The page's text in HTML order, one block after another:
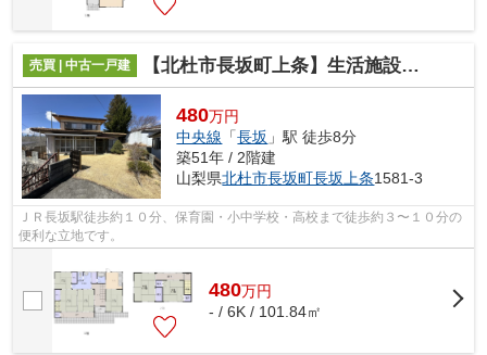
売買 | 中古一戸建 【北杜市長坂町上条】生活施設が整っている定住者向けの民家
480万円
中央線 「長坂 」駅 徒歩8分
築51年 / 2階建
山梨県北杜市長坂町長坂上条1581-3
ＪＲ長坂駅徒歩約１０分、保育園・小中学校・高校まで徒歩約３〜１０分の
便利な立地です。
480万円
- / 6K / 101.84㎡